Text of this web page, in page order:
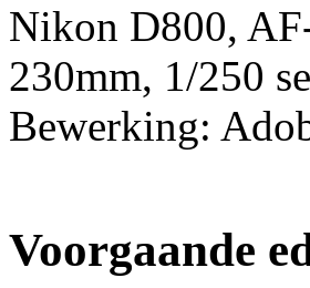
Nikon D800,
230mm, 1/250
Bewerking:
Voorgaande